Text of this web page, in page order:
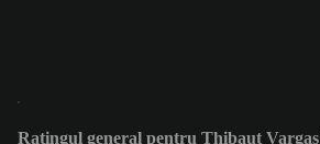
Ratingul general pentru Thibaut